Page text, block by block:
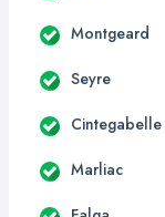
Montgeard
Seyre
Cintegabelle
Marliac